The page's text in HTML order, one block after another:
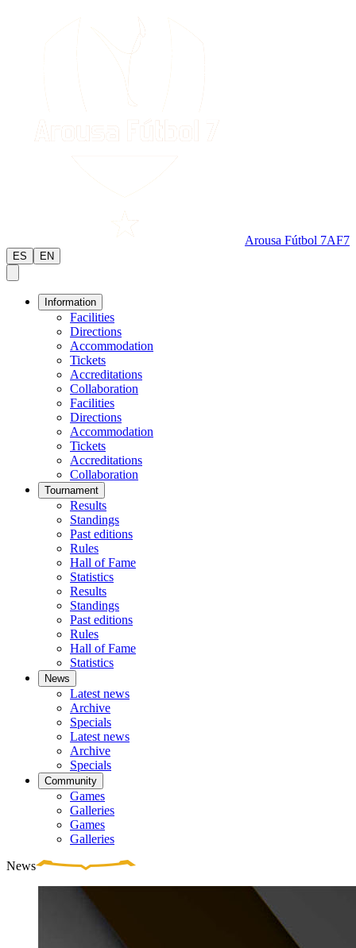
Arousa Fútbol 7AF7
ES EN
Information
Facilities
Directions
Accommodation
Tickets
Accreditations
Collaboration
Facilities
Directions
Accommodation
Tickets
Accreditations
Collaboration
Tournament
Results
Standings
Past editions
Rules
Hall of Fame
Statistics
Results
Standings
Past editions
Rules
Hall of Fame
Statistics
News
Latest news
Archive
Specials
Latest news
Archive
Specials
Community
Games
Galleries
Games
Galleries
News